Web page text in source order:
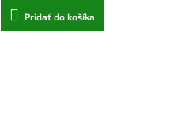
Pridať do košíka